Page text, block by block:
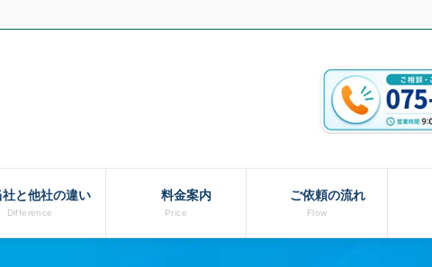
社と他社の違い
Difference
料金案内
Price
ご依頼の流れ
Flow